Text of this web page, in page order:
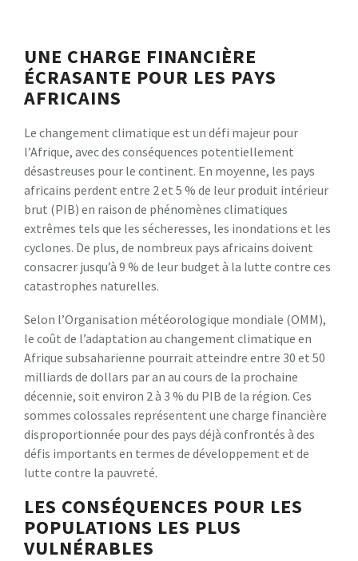
UNE CHARGE FINANCIÈRE
ÉCRASANTE POUR LES PAYS
AFRICAINS
Le changement climatique est un défi majeur pour
l’Afrique, avec des conséquences potentiellement
désastreuses pour le continent. En moyenne, les pays
africains perdent entre 2 et 5 % de leur produit intérieur
brut (PIB) en raison de phénomènes climatiques
extrêmes tels que les sécheresses, les inondations et les
cyclones. De plus, de nombreux pays africains doivent
consacrer jusqu’à 9 % de leur budget à la lutte contre ces
catastrophes naturelles.
Selon l’Organisation météorologique mondiale (OMM),
le coût de l’adaptation au changement climatique en
Afrique subsaharienne pourrait atteindre entre 30 et 50
milliards de dollars par an au cours de la prochaine
décennie, soit environ 2 à 3 % du PIB de la région. Ces
sommes colossales représentent une charge financière
disproportionnée pour des pays déjà confrontés à des
défis importants en termes de développement et de
lutte contre la pauvreté.
LES CONSÉQUENCES POUR LES
POPULATIONS LES PLUS
VULNÉRABLES